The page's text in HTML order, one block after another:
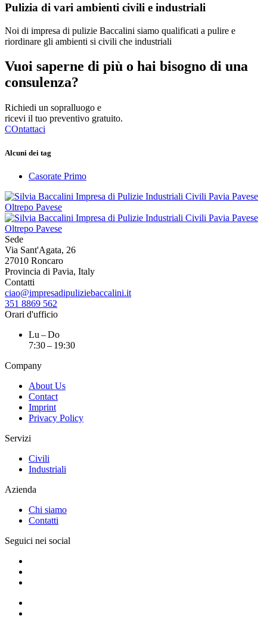
Pulizia di vari ambienti civili e industriali
Noi di impresa di pulizie Baccalini siamo qualificati a pulire e
riordinare gli ambienti si civili che industriali
Vuoi saperne di più o hai bisogno di una
consulenza?
Richiedi un sopralluogo e
ricevi il tuo preventivo gratuito.
COntattaci
Alcuni dei tag
Casorate Primo
Sede
Via Sant'Agata, 26
27010 Roncaro
Provincia di Pavia, Italy
Contatti
ciao@impresadipuliziebaccalini.it
351 8869 562
Orari d'ufficio
Lu – Do
7:30 – 19:30
Company
About Us
Contact
Imprint
Privacy Policy
Servizi
Civili
Industriali
Azienda
Chi siamo
Contatti
Seguici nei social